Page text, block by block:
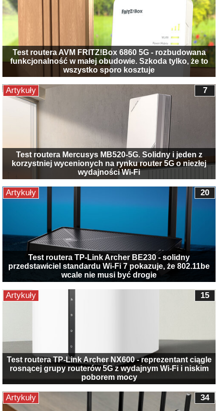
Test routera AVM FRITZ!Box 6860 5G - rozbudowana
funkcjonalność w małej obudowie. Szkoda tylko, że to
wszystko sporo kosztuje
Test routera Mercusys MB520-5G. Solidny i jeden z
korzystniej wycenionych na rynku router 5G o niezłej
wydajności Wi-Fi
7
Artykuły
Test routera TP-Link Archer BE230 - solidny
przedstawiciel standardu Wi-Fi 7 pokazuje, że 802.11be
wcale nie musi być drogie
20
Artykuły
Test routera TP-Link Archer NX600 - reprezentant ciągle
rosnącej grupy routerów 5G z wydajnym Wi-Fi i niskim
poborem mocy
15
Artykuły
34
Artykuły